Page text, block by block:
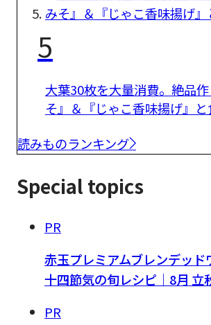
5
大葉30枚を大量消費。絶品
そ』＆『じゃこ香味揚げ』
読みものランキング
Special topics
PR
赤玉プレミアムブレンデッ
十四節気の旬レシピ｜8月 立
PR